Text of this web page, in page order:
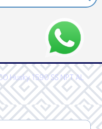
Husky 1590 SS NPT AL